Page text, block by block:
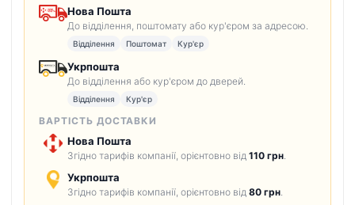
Нова Пошта
До відділення, поштомату або кур'єром за адресою.
Відділення Поштомат Кур'єр
Укрпошта
До відділення або кур'єром до дверей.
Відділення Кур'єр
ВАРТІСТЬ ДОСТАВКИ
Нова Пошта
Згідно тарифів компанії, орієнтовно від 110 грн
Укрпошта
Згідно тарифів компанії, орієнтовно від 80 грн